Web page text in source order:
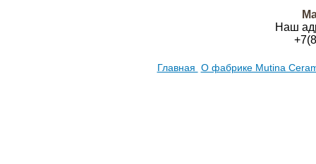
Наш
Главная О фабрике Mutina